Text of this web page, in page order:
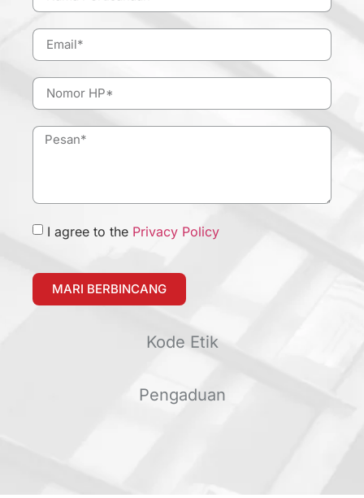
Kode Etik
Pengaduan
I agree to the Privacy Policy
MARI BERBINCANG